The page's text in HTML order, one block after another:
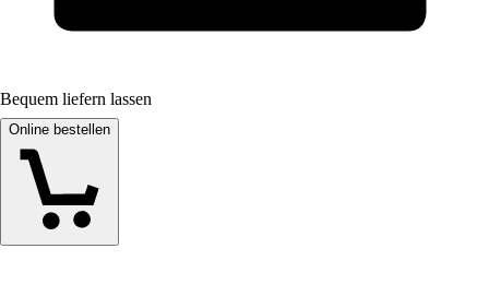
Bequem liefern lassen
Online bestellen